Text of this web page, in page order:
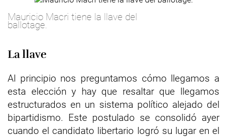
Mauricio Macri tiene la llave del
ballotage.
La llave
Al principio nos preguntamos cómo llegamos a
esta elección y hay que resaltar que llegamos
estructurados en un sistema político alejado del
bipartidismo. Este postulado se consolidó ayer
cuando el candidato libertario logró su lugar en el